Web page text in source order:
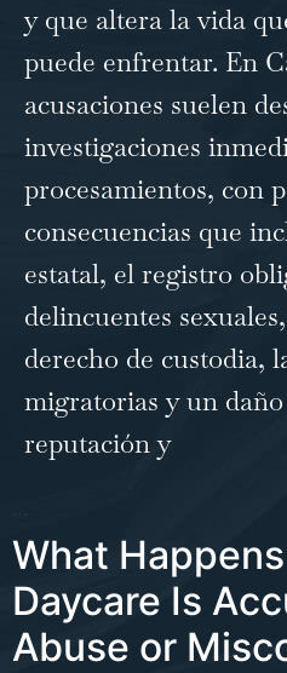
y que altera la vida
puede enfrentar. En
acusaciones suelen
investigaciones
procesamientos, con
consecuencias que
estatal, el registro
delincuentes
derecho de custodia,
migratorias y un
reputación y
…
What
Daycare Is
Abuse or